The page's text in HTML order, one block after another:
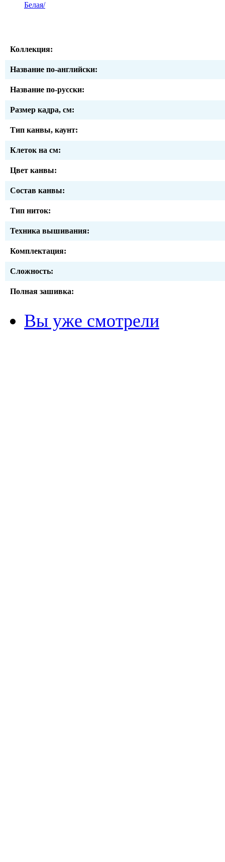
Белая/
Коллекция:
Название по-английски:
Название по-русски:
Размер кадра, см:
Тип канвы, каунт:
Клеток на см:
Цвет канвы:
Состав канвы:
Тип ниток:
Техника вышивания:
Комплектация:
Сложность:
Полная зашивка:
Вы уже смотрели